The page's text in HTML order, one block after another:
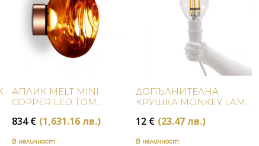
Купи
АПЛИК MELT MINI
COPPER LED TOM
834€ (1,631.16 лв.)
Купи
ДОПЪЛНИТЕЛНА
КРУШКА MONKEY LAMP
12 € (23.47 лв.)
В наличност В наличност